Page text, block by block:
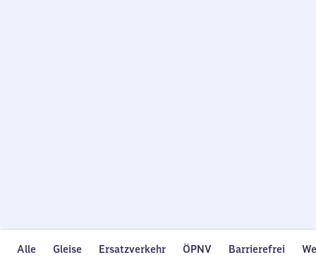
Alle Gleise Ersatzverkehr ÖPNV Barrierefrei